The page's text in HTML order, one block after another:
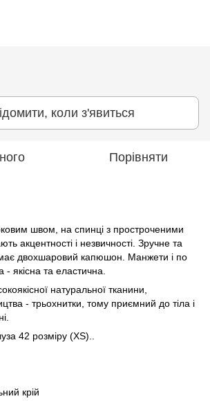
коли з'явиться
Порівняти
швом, на спинці з простроченими
акцентності і незвичності. Зручне та
двохшаровий капюшон. Манжети і по
- якісна та еластична.
натуральної тканини,
- трьохнитки, тому приємний до тіла і
42 розміру (XS)..
крій